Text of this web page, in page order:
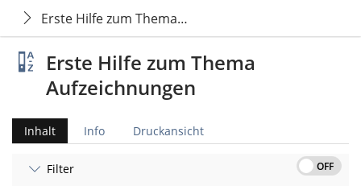
Erste Hilfe zum Thema Aufzeichnungen
Erste Hilfe zum Thema
Aufzeichnungen
Inhalt Info Druckansicht
Filter OFF